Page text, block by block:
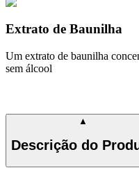
Extrato de Baunilha
Um extrato de baunilha
sem álcool
▲
Descrição do